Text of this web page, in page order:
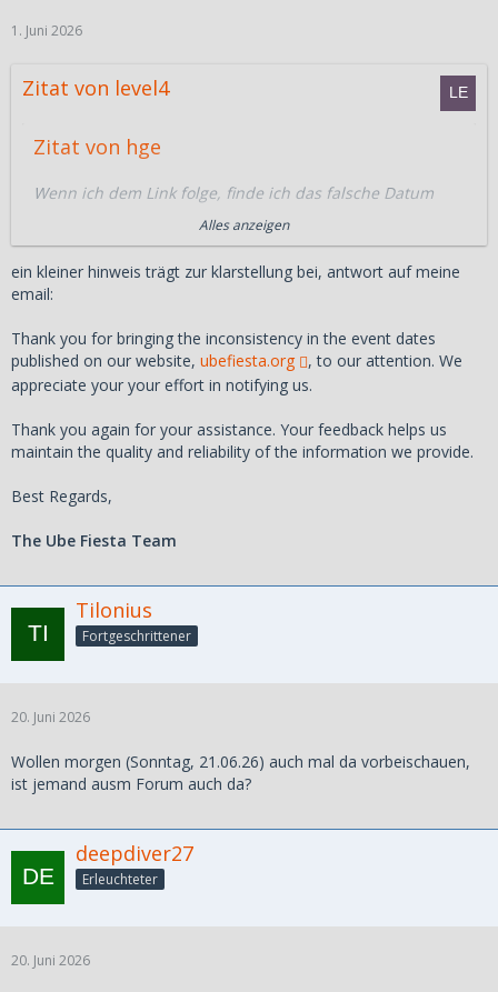
1. Juni 2026
Zitat von level4
Zitat von hge
Wenn ich dem Link folge, finde ich das falsche Datum
nicht mehr .. ich finde auch das "Program" nicht..
Stimmt, sie haben's wieder gelöscht!
20.-21. Juni 2026
Alles anzeigen
ein kleiner hinweis trägt zur klarstellung bei, antwort auf meine
email:
Thank you for bringing the inconsistency in the event dates
published on our website, ubefiesta.org
, to our attention. We
appreciate your your effort in notifying us.
Thank you again for your assistance. Your feedback helps us
maintain the quality and reliability of the information we provide.
Best Regards,
The Ube Fiesta Team
Tilonius
Fortgeschrittener
20. Juni 2026
Wollen morgen (Sonntag, 21.06.26) auch mal da vorbeischauen,
ist jemand ausm Forum auch da?
deepdiver27
Erleuchteter
20. Juni 2026